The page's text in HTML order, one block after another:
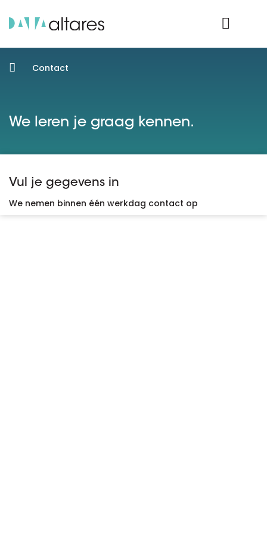
Contact
We leren je graag kennen.
Vul je gegevens in
We nemen binnen één werkdag contact op